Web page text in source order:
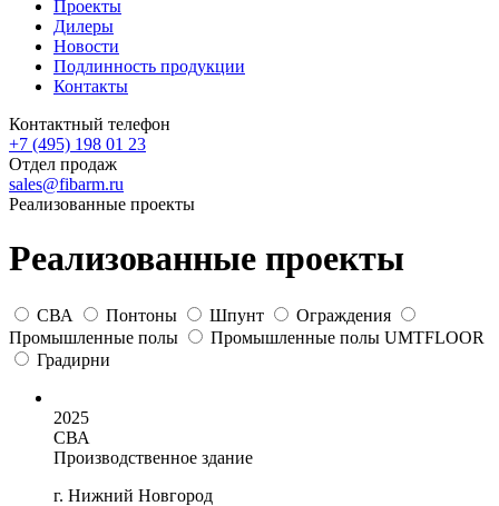
Проекты
Дилеры
Новости
Подлинность продукции
Контакты
Контактный телефон
+7 (495) 198 01 23
Отдел продаж
sales@fibarm.ru
Реализованные проекты
Реализованные проекты
СВА Понтоны Шпунт
Ограждения
Промышленные полы
Промышленные полы UMTFLOOR
Градирни
2025
СВА
Производственное здание
г. Нижний Новгород